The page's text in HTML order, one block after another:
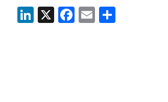
LinkedIn
X Facebook
Email